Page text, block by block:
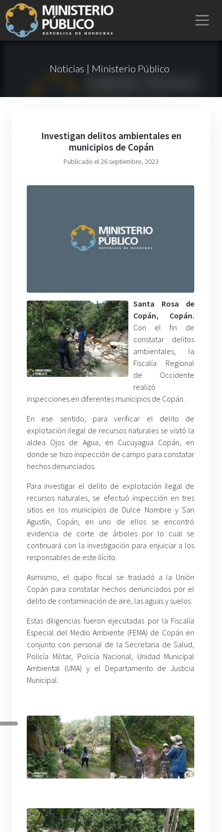
Noticias | Ministerio Público
Investigan delitos ambientales en
municipios de Copán
Publicado el 26 septiembre, 2023
Santa Rosa de
Copán, Copán.
Con el fin de
constatar delitos
ambientales, la
Fiscalía Regional
de Occidente
realizó
inspecciones en diferentes municipios de Copán.
En ese sentido, para verificar el delito de
explotación ilegal de recursos naturales se visitó la
aldea Ojos de Agua, en Cucuyagua Copán, en
donde se hizo inspección de campo para constatar
hechos denunciados.
Para investigar el delito de explotación ilegal de
recursos naturales, se efectuó inspección en tres
sitios en los municipios de Dulce Nombre y San
Agustín, Copán; en uno de ellos se encontró
evidencia de corte de árboles por lo cual se
continuará con la investigación para enjuiciar a los
responsables de este ilícito.
Asimismo, el quipo fiscal se trasladó a la Unión
Copán para constatar hechos denunciados por el
delito de contaminación de aire, las aguas y suelos.
Estas diligencias fueron ejecutadas por la Fiscalía
Especial del Medio Ambiente (FEMA) de Copán en
conjunto con personal de la Secretaria de Salud,
Policía Militar, Policía Nacional, Unidad Municipal
Ambiental (UMA) y el Departamento de Justicia
Municipal.